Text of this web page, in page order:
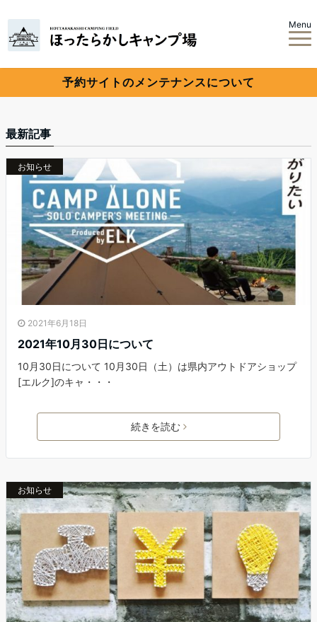
Menu
予約サイトのメンテナンスについて
最新記事
お知らせ
2021年6月18日
2021年10月30日について
10月30日について 10月30日（土）は県内アウトドアショップ
[エルク]のキャ・・・
続きを読む
お知らせ